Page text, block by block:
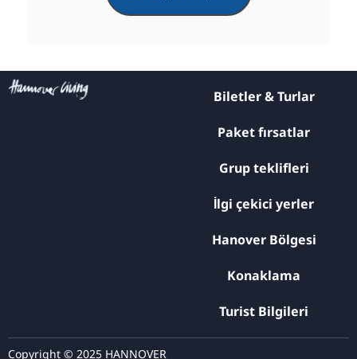
Biletler & Turlar
Paket fırsatlar
Grup teklifleri
İlgi çekici yerler
Hanover Bölgesi
Konaklama
Turist Bilgileri
Copyright © 2025 HANNOVER